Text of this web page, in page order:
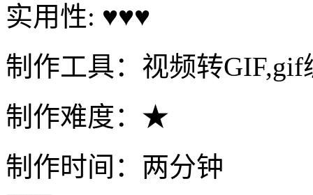
实用性: ♥♥♥
制作工具：视频转GIF,gif
制作难度：★
制作时间：两分钟